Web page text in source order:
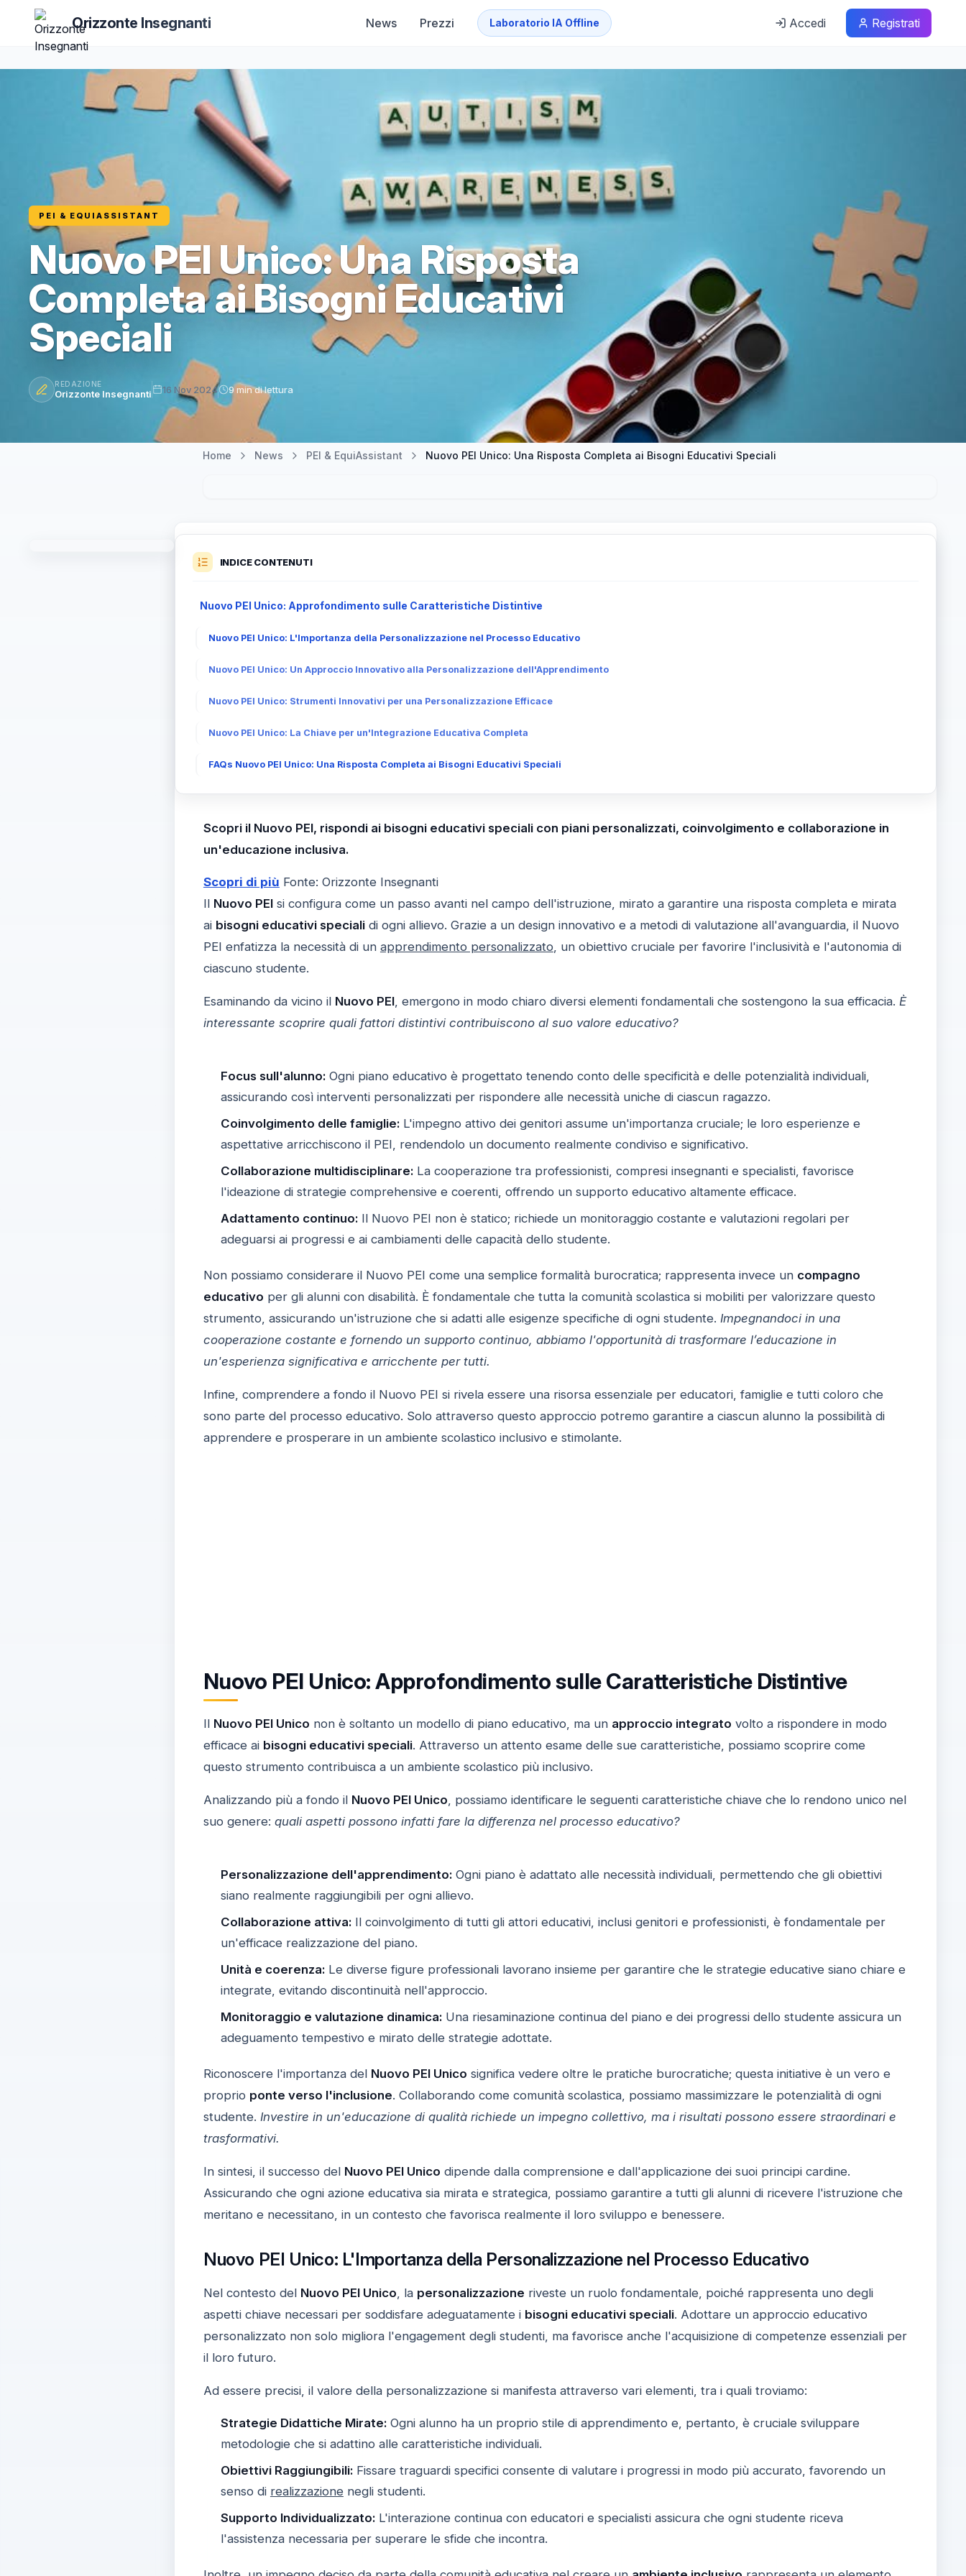
Orizzonte Insegnanti News Prezzi Laboratorio IA Offline Accedi Registrati
PEI & EQUIASSISTANT
Nuovo PEI Unico: Una Risposta
Completa ai Bisogni Educativi
Speciali
REDAZIONE
Orizzonte Insegnanti 16 Nov 2024 9 min di lettura
Home News PEI & EquiAssistant Nuovo PEI Unico: Una Risposta Completa ai Bisogni Educativi Speciali
INDICE CONTENUTI
Nuovo PEI Unico: Approfondimento sulle Caratteristiche Distintive
Nuovo PEI Unico: L'Importanza della Personalizzazione nel Processo Educativo
Nuovo PEI Unico: Un Approccio Innovativo alla Personalizzazione dell'Apprendimento
Nuovo PEI Unico: Strumenti Innovativi per una Personalizzazione Efficace
Nuovo PEI Unico: La Chiave per un'Integrazione Educativa Completa
FAQs Nuovo PEI Unico: Una Risposta Completa ai Bisogni Educativi Speciali
Scopri il Nuovo PEI, rispondi ai bisogni educativi speciali con piani personalizzati, coinvolgimento e collaborazione in
un'educazione inclusiva.
Scopri di più Fonte: Orizzonte Insegnanti
Il Nuovo PEIsi configura come un passo avanti nel campo dell'istruzione, mirato a garantire una risposta completa e mirata
ai bisogni educativi specialidi ogni allievo. Grazie a un design innovativo e a metodi di valutazione all'avanguardia, il Nuovo
PEI enfatizza la necessità di un apprendimento personalizzato, un obiettivo cruciale per favorire l'inclusività e l'autonomia di
ciascuno studente.
Esaminando da vicino il Nuovo PEI, emergono in modo chiaro diversi elementi fondamentali che sostengono la sua efficacia. È
interessante scoprire quali fattori distintivi contribuiscono al suo valore educativo?
Focus sull'alunno:Ogni piano educativo è progettato tenendo conto delle specificità e delle potenzialità individuali,
assicurando così interventi personalizzati per rispondere alle necessità uniche di ciascun ragazzo.
Coinvolgimento delle famiglie:L'impegno attivo dei genitori assume un'importanza cruciale; le loro esperienze e
aspettative arricchiscono il PEI, rendendolo un documento realmente condiviso e significativo.
Collaborazione multidisciplinare:La cooperazione tra professionisti, compresi insegnanti e specialisti, favorisce
l'ideazione di strategie comprehensive e coerenti, offrendo un supporto educativo altamente efficace.
Adattamento continuo:Il Nuovo PEI non è statico; richiede un monitoraggio costante e valutazioni regolari per
adeguarsi ai progressi e ai cambiamenti delle capacità dello studente.
Non possiamo considerare il Nuovo PEI come una semplice formalità burocratica; rappresenta invece un compagno
educativo per gli alunni con disabilità. È fondamentale che tutta la comunità scolastica si mobiliti per valorizzare questo
strumento, assicurando un'istruzione che si adatti alle esigenze specifiche di ogni studente. Impegnandoci in una
cooperazione costante e fornendo un supporto continuo, abbiamo l'opportunità di trasformare l’educazione in
un'esperienza significativa e arricchente per tutti.
Infine, comprendere a fondo il Nuovo PEI si rivela essere una risorsa essenziale per educatori, famiglie e tutti coloro che
sono parte del processo educativo. Solo attraverso questo approccio potremo garantire a ciascun alunno la possibilità di
apprendere e prosperare in un ambiente scolastico inclusivo e stimolante.
Nuovo PEI Unico: Approfondimento sulle Caratteristiche Distintive
Il Nuovo PEI Unico non è soltanto un modello di piano educativo, ma un approccio integrato volto a rispondere in modo
efficace ai bisogni educativi speciali. Attraverso un attento esame delle sue caratteristiche, possiamo scoprire come
questo strumento contribuisca a un ambiente scolastico più inclusivo.
Analizzando più a fondo il Nuovo PEI Unico , possiamo identificare le seguenti caratteristiche chiave che lo rendono unico nel
suo genere: quali aspetti possono infatti fare la differenza nel processo educativo?
Personalizzazione dell'apprendimento:Ogni piano è adattato alle necessità individuali, permettendo che gli obiettivi
siano realmente raggiungibili per ogni allievo.
Collaborazione attiva:Il coinvolgimento di tutti gli attori educativi, inclusi genitori e professionisti, è fondamentale per
un'efficace realizzazione del piano.
Unità e coerenza:Le diverse figure professionali lavorano insieme per garantire che le strategie educative siano chiare e
integrate, evitando discontinuità nell'approccio.
Monitoraggio e valutazione dinamica:Una riesaminazione continua del piano e dei progressi dello studente assicura un
adeguamento tempestivo e mirato delle strategie adottate.
Riconoscere l'importanza del Nuovo PEI Unico significa vedere oltre le pratiche burocratiche; questa initiative è un vero e
proprio ponte verso l'inclusione. Collaborando come comunità scolastica, possiamo massimizzare le potenzialità di ogni
studente. Investire in un'educazione di qualità richiede un impegno collettivo, ma i risultati possono essere straordinari e
trasformativi.
In sintesi, il successo del Nuovo PEI Unico dipende dalla comprensione e dall'applicazione dei suoi principi cardine.
Assicurando che ogni azione educativa sia mirata e strategica, possiamo garantire a tutti gli alunni di ricevere l'istruzione che
meritano e necessitano, in un contesto che favorisca realmente il loro sviluppo e benessere.
Nuovo PEI Unico: L'Importanza della Personalizzazione nel Processo Educativo
Nel contesto del Nuovo PEI Unico , la personalizzazione riveste un ruolo fondamentale, poiché rappresenta uno degli
aspetti chiave necessari per soddisfare adeguatamente i bisogni educativi speciali. Adottare un approccio educativo
personalizzato non solo migliora l'engagement degli studenti, ma favorisce anche l'acquisizione di competenze essenziali per
il loro futuro.
Ad essere precisi, il valore della personalizzazione si manifesta attraverso vari elementi, tra i quali troviamo:
Strategie Didattiche Mirate:Ogni alunno ha un proprio stile di apprendimento e, pertanto, è cruciale sviluppare
metodologie che si adattino alle caratteristiche individuali.
Obiettivi Raggiungibili:Fissare traguardi specifici consente di valutare i progressi in modo più accurato, favorendo un
senso di realizzazionenegli studenti.
Supporto Individualizzato:L'interazione continua con educatori e specialisti assicura che ogni studente riceva
l'assistenza necessaria per superare le sfide che incontra.